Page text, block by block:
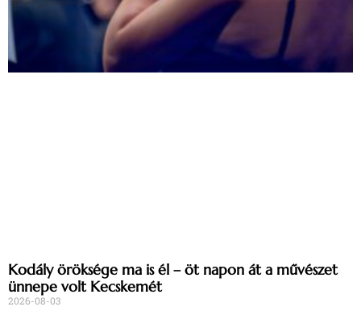
Kodály öröksége ma is él – öt napon át a művészet
ünnepe volt Kecskemét
2026-08-03